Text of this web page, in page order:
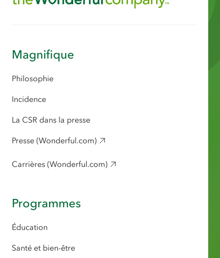
Magnifique
Philosophie
Incidence
La CSR dans la presse
Presse (Wonderful.com)
Carrières (Wonderful.com)
Programmes
Éducation
Santé et bien-être